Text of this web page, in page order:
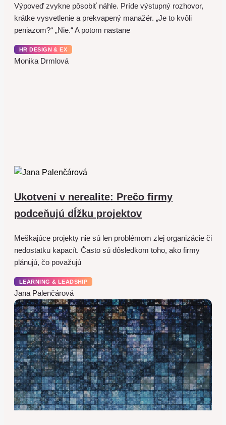
Výpoveď zvykne pôsobiť náhle. Príde výstupný rozhovor,
krátke vysvetlenie a prekvapený manažér. „Je to kvôli
peniazom?“ „Nie.“ A potom nastane
HR DESIGN & EX
Monika Drmlová
Ukotvení v nerealite: Prečo firmy
podceňujú dĺžku projektov
Meškajúce projekty nie sú len problémom zlej organizácie či
nedostatku kapacít. Často sú dôsledkom toho, ako firmy
plánujú, čo považujú
LEARNING & LEADSHIP
Jana Palenčárová